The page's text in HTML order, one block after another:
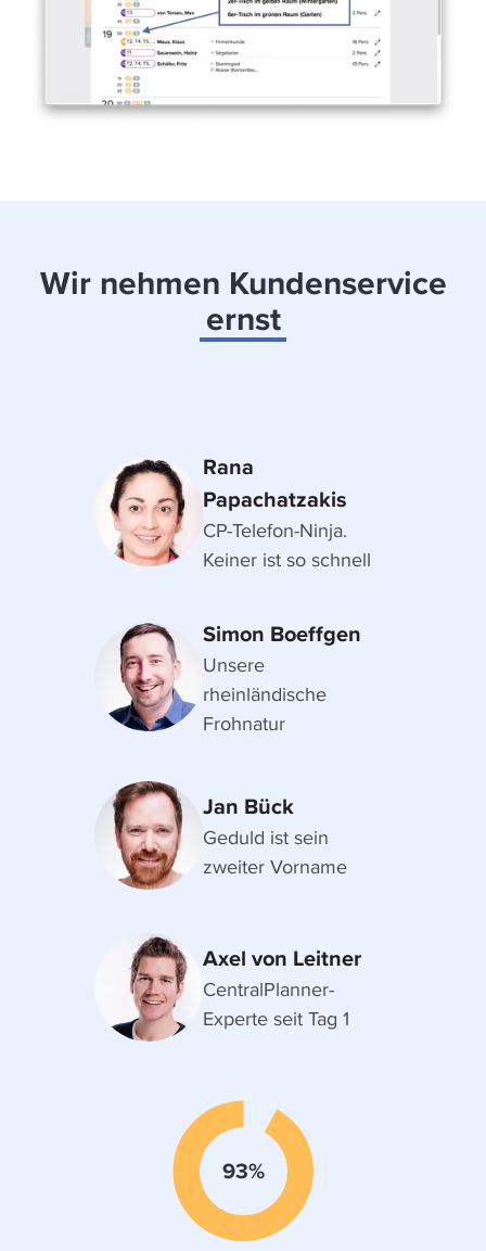
Wir nehmen Kundenservice
ernst
Rana
Papachatzakis
CP-Telefon-Ninja.
Keiner ist so schnell
Simon Boeffgen
Unsere
rheinländische
Frohnatur
Jan Bück
Geduld ist sein
zweiter Vorname
Axel von Leitner
CentralPlanner-
Experte seit Tag 1
93%